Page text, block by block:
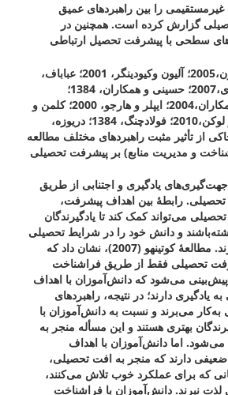
ارتباط غیرمستقیمی را بین راهبردهای عمیق
گزارش کرده است. همچنین در
سطحی با پیشرفت تحصیل ارتباطی
مطالعات مختلف (ماترن،2005؛ آلیون وکیودینگر، 2001؛ عباباف،
1387؛ بیدرانو و یون دای،2007؛ حسینی و همکاران، 1384؛
ملکی،1384؛ داف و همکاران،2004؛ ایپلر و هارجو، 2000؛ کلمن و
همکاران، 2007؛ ایبر و لوکن،2010؛ فولادچنگ، 1384؛ دریوزه،
سمار، 2007) حاکی از تأثیر مثبت راهبردهای مختلف مطالعه
و مدیریت منابع) بر پیشرفت تحصیلی
جهت‌گیری‌های یادگیری و اجتنابی از طریق
رابطۀ بین اهداف پیشرفت،
می‌تواند کمک کند تا یادگیرندگان
و دانش خود را در شرایط تحصیلی
و غیرتحصیلی به‌کار ببرند. مطالعۀ کوتینهو (2007)، نشان داد که
تحصیلی فقط از طریق فراشناخت
پیش‌بینی می‌شود که دانش‌آموزان با اهداف
یادگیری دارند؛ در نتیجه، راهبردهای
می‌برند و نسبت به دانش‌آموزان با
بهتری هستند و این مسأله منجر به
اما دانش‌آموزان با اهداف
دارند که منجر به افت تحصیلی،
که برای عملکرد خوب تلاش می‌کنند،
نبرند. دانش‌آموزان با فراشناخت